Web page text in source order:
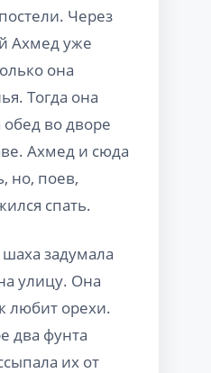
Через
Ахмед уже
она
Тогда она
обед во дворе
Ахмед и сюда
но, поев,
спать.
задумала
улицу. Она
любит орехи.
два фунта
их от